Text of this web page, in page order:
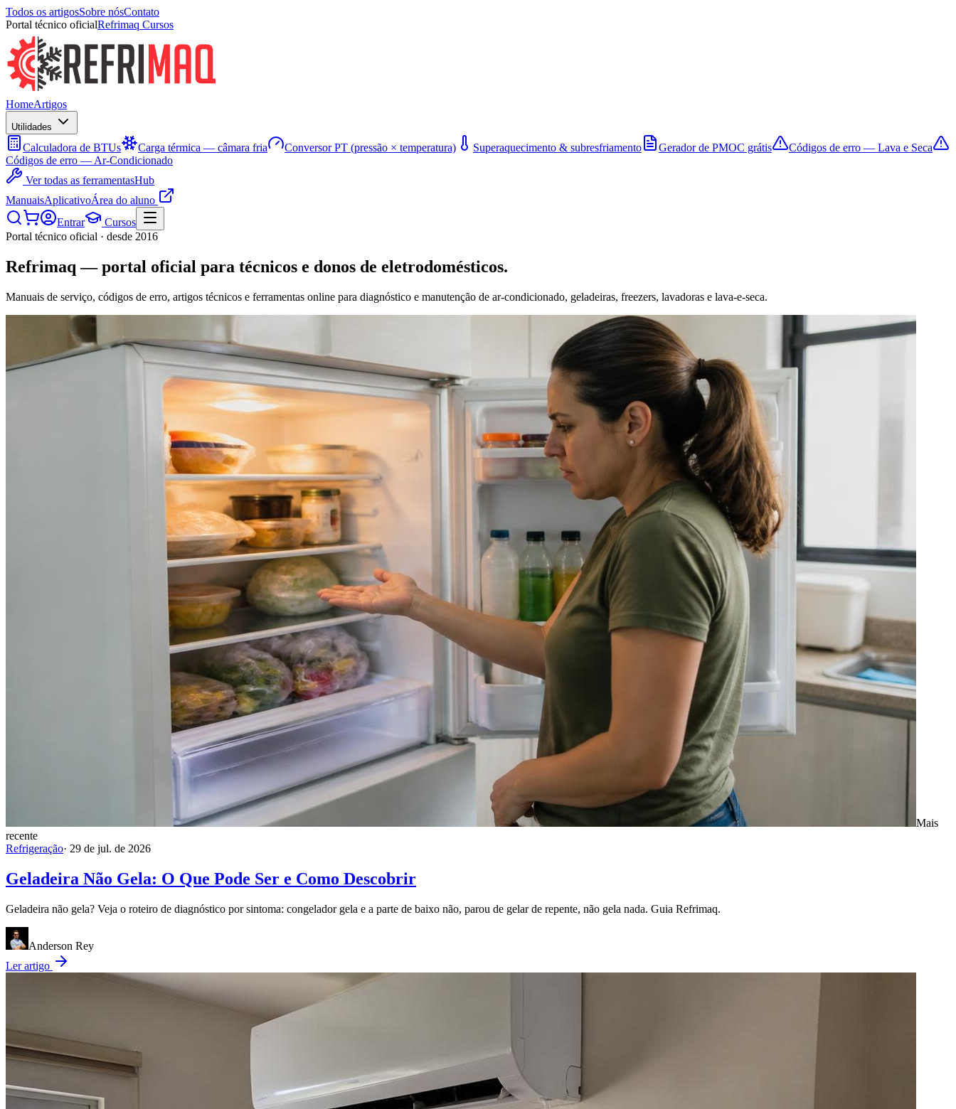
Todos os artigosSobre nósContato
Portal técnico oficialRefrimaq Cursos
HomeArtigos
Utilidades
Calculadora de BTUs Carga térmica — câmara fria Conversor PT (pressão × temperatura) Superaquecimento & subresfriamento Gerador de PMOC grátis
Códigos de erro — Lava e Seca
Códigos de erro — Ar-Condicionado
Ver todas as ferramentasHub
ManuaisAplicativoÁrea do aluno
Entrar
Cursos
Portal técnico oficial · desde 2016
Refrimaq — portal oficial para técnicos e donos de eletrodomésticos.
Manuais de serviço, códigos de erro, artigos técnicos e ferramentas online para diagnóstico e manutenção de ar-condicionado, geladeiras, freezers, lavadoras e lava-e-seca.
Mais
recente
Refrigeração· 29 de jul. de 2026
Geladeira Não Gela: O Que Pode Ser e Como Descobrir
Geladeira não gela? Veja o roteiro de diagnóstico por sintoma: congelador gela e a parte de baixo não, parou de gelar de repente, não gela nada. Guia Refrimaq.
Anderson Rey
Ler artigo